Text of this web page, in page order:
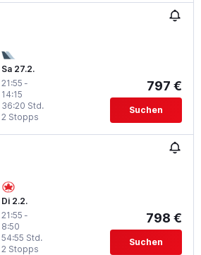
Sa 27.2.
21:55 -
14:15
2 Stopps
36:20 Std.
797 €
Suchen
Di 2.2.
21:55 -
8:50
2 Stopps
54:55 Std.
798 €
Suchen